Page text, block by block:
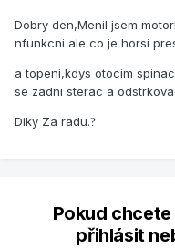
Dobry den,Menil jsem
nfunkcni ale co je horsi
a topeni,kdys otocim
se zadni sterac a
Diky Za radu.?
Pokud
přihlásit